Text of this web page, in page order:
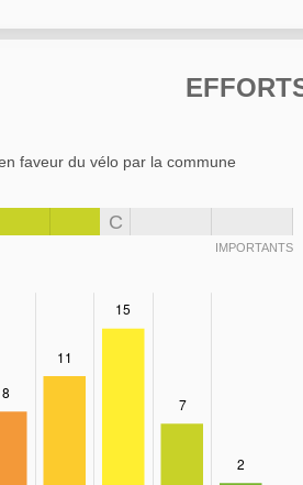
faveur du vélo par la commune
C
IMPORTANTS